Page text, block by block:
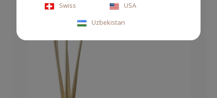
Swiss
USA
Uzbekistan